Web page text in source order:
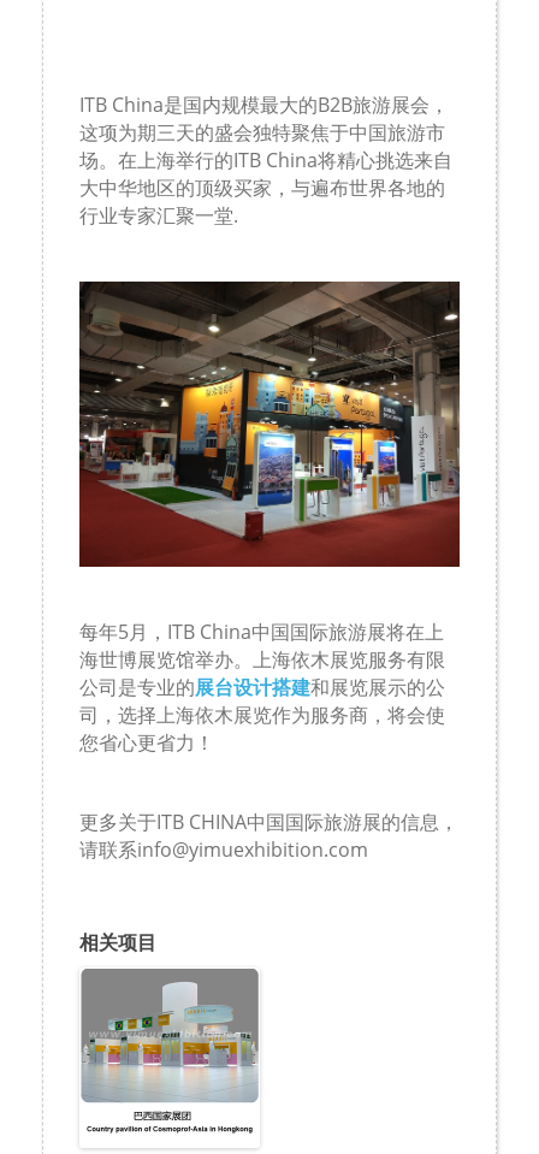
ITB China是国内规模最大的B2B旅游展会，
这项为期三天的盛会独特聚焦于中国旅游市
场。在上海举行的ITB China将精心挑选来自
大中华地区的顶级买家，与遍布世界各地的
行业专家汇聚一堂.
每年5月， ITB China中国国际旅游展将在上
海世博展览馆举办。上海依木展览服务有限
公司是专业的展台设计搭建和展览展示的公
司，选择上海依木展览作为服务商，将会使
您省心更省力！
更多关于ITB CHINA中国国际旅游展的信息，
请联系info@yimuexhibition.com
相关项目